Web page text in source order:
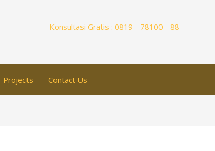
Konsultasi Gratis : 0819 - 78100 - 88
Projects Contact Us